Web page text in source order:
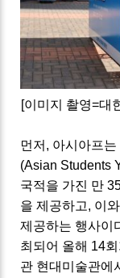
[이미지 촬영=대
먼저, 아시아프
(Asian Students
국적을 가진 만
을 제공하고, 이
제공하는 행사이
최되어 올해 14
관 현대미술관에